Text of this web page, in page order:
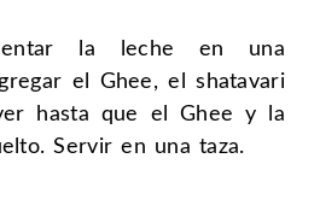
la leche en una
el Ghee, el shatavari
hasta que el Ghee y la
Servir en una taza.